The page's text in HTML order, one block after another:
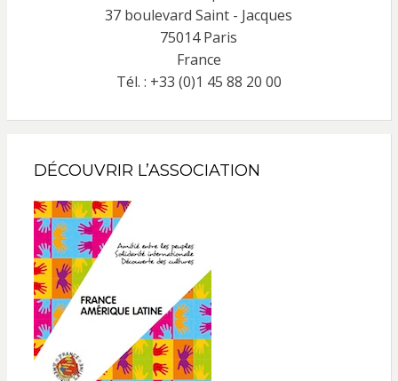
37 boulevard Saint - Jacques
75014 Paris
France
Tél. : +33 (0)1 45 88 20 00
DÉCOUVRIR L’ASSOCIATION